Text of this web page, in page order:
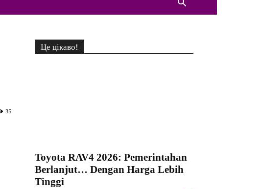
35
Це цікаво!
Toyota RAV4 2026: Pemerintahan
Berlanjut… Dengan Harga Lebih
Tinggi